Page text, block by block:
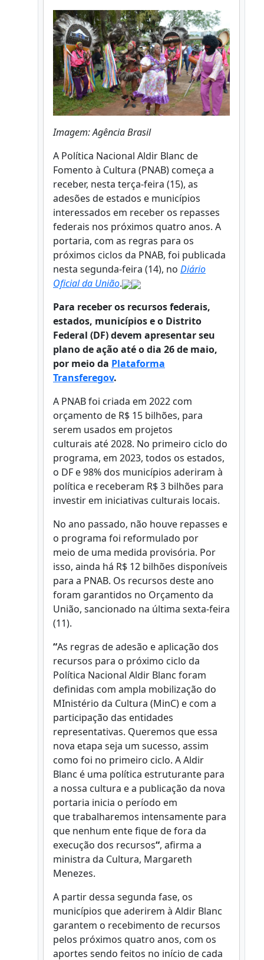
Imagem: Agência Brasil
A Política Nacional Aldir Blanc de
Fomento à Cultura (PNAB) começa a
receber, nesta terça-feira (15), as
adesões de estados e municípios
interessados em receber os repasses
federais nos próximos quatro anos. A
portaria, com as regras para os
próximos ciclos da PNAB, foi publicada
nesta segunda-feira (14), no Diário
Oficial da União.
Para receber os recursos federais,
estados, municípios e o Distrito
Federal (DF) devem apresentar seu
plano de ação até o dia 26 de maio,
por meio da Plataforma
Transferegov.
A PNAB foi criada em 2022 com
orçamento de R$ 15 bilhões, para
serem usados em projetos
culturais até 2028. No primeiro ciclo do
programa, em 2023, todos os estados,
o DF e 98% dos municípios aderiram à
política e receberam R$ 3 bilhões para
investir em iniciativas culturais locais.
No ano passado, não houve repasses e
o programa foi reformulado por
meio de uma medida provisória. Por
isso, ainda há R$ 12 bilhões disponíveis
para a PNAB. Os recursos deste ano
foram garantidos no Orçamento da
União, sancionado na última sexta-feira
(11).
“As regras de adesão e aplicação dos
recursos para o próximo ciclo da
Política Nacional Aldir Blanc foram
definidas com ampla mobilização do
MInistério da Cultura (MinC) e com a
participação das entidades
representativas. Queremos que essa
nova etapa seja um sucesso, assim
como foi no primeiro ciclo. A Aldir
Blanc é uma política estruturante para
a nossa cultura e a publicação da nova
portaria inicia o período em
que trabalharemos intensamente para
que nenhum ente fique de fora da
execução dos recursos“, afirma a
ministra da Cultura, Margareth
Menezes.
A partir dessa segunda fase, os
municípios que aderirem à Aldir Blanc
garantem o recebimento de recursos
pelos próximos quatro anos, com os
aportes sendo feitos no início de cada